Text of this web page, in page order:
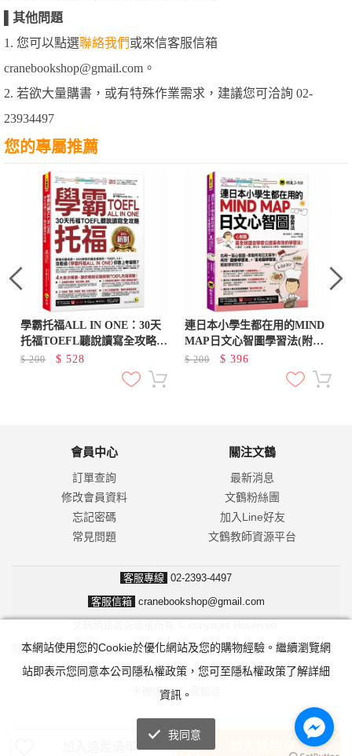
加入追蹤清單
其他問題
1. 您可以點選聯絡我們或來信客服信箱
cranebookshop@gmail.com。
2. 若欲大量購書，或有特殊作業需求，建議您可洽詢 02-
23934497
您的專屬推薦
學霸托福ALL IN ONE：30天
托福TOEFL聽說讀寫全攻略
(附「Youtor App」內含VRP
$200 $ 528
連日本小學生都在用的MIND
MAP日文心智圖學習法(附
「Youtor App」內含VRP虛擬
$200 $ 396
會員中心
訂單查詢
修改會員資料
忘記密碼
常見問題
關注文鶴
最新消息
文鶴粉絲團
加入Line好友
文鶴教師資源平台
客服專線 02-2393-4497
客服信箱 cranebookshop@gmail.com
防詐騙！我們不會要求並指示您至ATM操作。ATM只有匯款及轉帳功能，
無法解除分期付款或訂單錯誤問題。隨時可撥打165反詐騙諮詢專線。
手機版 |
本網站使用您的Cookie於優化網站及您的購物經驗。繼續瀏覽網
站即表示您同意本公司隱私權政策，您可至隱私權政策了解詳細
資訊。
我同意